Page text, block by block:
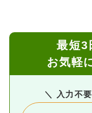
最短3
お気軽
＼ 入力不